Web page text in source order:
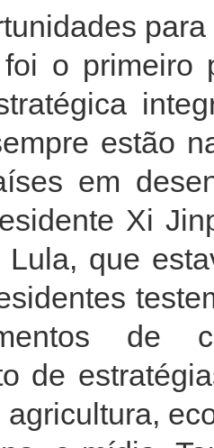
o primeiro
estão
em
Xi
Lula, que
de
de